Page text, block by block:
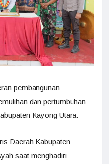
pembangunan
dan pertumbuhan
Kayong Utara.
Daerah Kabupaten
saat menghadiri